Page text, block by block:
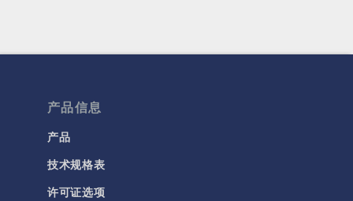
产品信息
产品
技术规格表
许可证选项